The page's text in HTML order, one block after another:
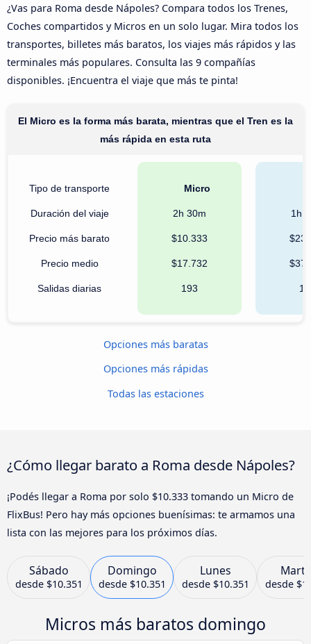
¿Vas para Roma desde Nápoles? Compara todos los Trenes,
Coches compartidos y Micros en un solo lugar. Mira todos los
transportes, billetes más baratos, los viajes más rápidos y las
terminales más populares. Consulta las 9 compañías
disponibles. ¡Encuentra el viaje que más te pinta!
El Micro es la forma más barata, mientras que el Tren es la
más rápida en esta ruta
Tipo de transporte
Duración del viaje
Precio más barato
Precio medio
Salidas diarias
Micro
2h 30m
$10.333
$17.732
193
1h
Opciones más baratas
Opciones más rápidas
Todas las estaciones
¿Cómo llegar barato a Roma desde Nápoles?
¡Podés llegar a Roma por solo $10.333 tomando un Micro de
FlixBus! Pero hay más opciones buenísimas: te armamos una
lista con las mejores para los próximos días.
Sábado
desde $10.351
Domingo
desde $10.351
Lunes
desde $10.351 desde
Micros más baratos domingo